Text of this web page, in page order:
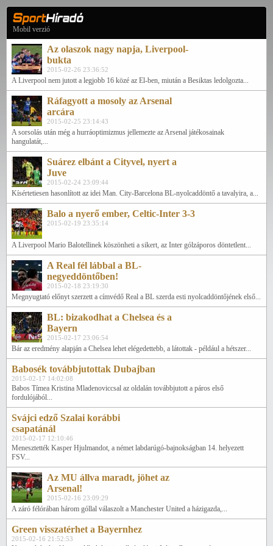
Mobil verzió
Az olaszok nagy napja, Liverpool-
bukta
2015-02-26 23:36:52
A Liverpool nem jutott a legjobb 16 közé az El-ben, miután a Besiktas ledolgozta...
Ráfagyott a mosoly az Arsenal
arcára
2015-02-25 23:14:43
A sorsolás után még a hurráoptimizmus jellemezte az Arsenal játékosainak
hangulatát,...
Suárez elbánt a Cityvel, nyert a
Juve
2015-02-24 23:09:44
Kísértetiesen hasonlított az idei Man. City-Barcelona BL-nyolcaddöntő a tavalyira, a...
Balo a nyerő ember, Celtic-Inter 3-3
2015-02-19 23:35:14
A Liverpool Mario Balotellinek köszönheti a sikert, az Inter gólzáporos döntetlent...
A Real fél lábbal a BL-
negyeddöntőben!
2015-02-18 23:19:30
Megnyugtató előnyt szerzett a címvédő Real a BL szerda esti nyolcaddöntőjének első...
BL: bizakodhat a Chelsea és a
Bayern
2015-02-17 23:06:54
Bár az eredmény alapján a Chelsea lehet elégedettebb, a látottak - például a hétszer...
Babosék továbbjutottak Dubajban
2015-02-17 14:02:08
Babos Tímea Kristina Mladenoviccsal az oldalán továbbjutott a páros első
fordulójából...
Svájci edző Szalai korábbi
csapatánál
2015-02-17 12:10:46
Menesztették Kasper Hjulmandot, a német labdarúgó-bajnokságban 14. helyezett
FSV...
Az MU állva maradt, jöhet az
Arsenal!
2015-02-16 23:09:29
A záró félórában három góllal válaszolt a Manchester United a házigazda,...
Green visszatérhet a Bayernhez
2015-02-16 21:52:53